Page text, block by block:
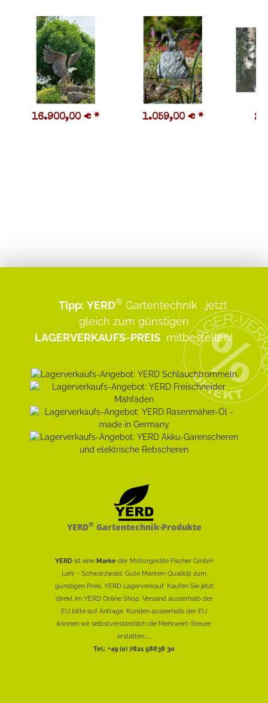
16.900,00 € * 1.059,00 € *
Tipp: YERD® Gartentechnik ...jetzt
gleich zum günstigen
LAGERVERKAUFS-PREIS mitbestellen!
YERD®Gartentechnik-Produkte
YERD ist eine Marke der Motorgeräte Fischer GmbH
Lahr - Schwarzwald: Gute Marken-Qualität zum
günstigen Preis. YERD Lagerverkauf: Kaufen Sie jetzt
direkt im YERD Online Shop. Versand ausserhalb der
EU bitte auf Anfrage. Kunden ausserhalb der EU
können wir selbstverständlich die Mehrwert-Steuer
erstatten......
Tel.: +49 (0) 7821 58838 30